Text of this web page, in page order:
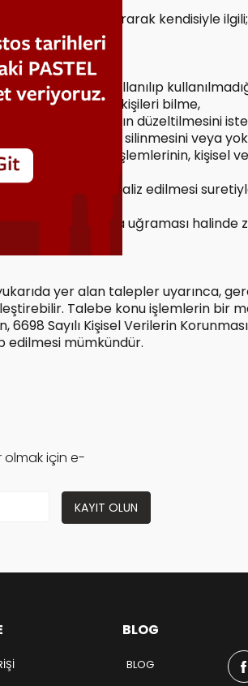
A.Ş.’ye başvurarak kendisiyle ilgili;
etme,
uygun kullanılıp
üçüncü kişileri bilme,
halinde bunların düzeltilmesini
kişisel verilerin silinmesini veya
ve yok edilme işlemlerinin, kişisel
vasıtasıyla analiz edilmesi
sebebiyle zarara uğraması halinde
yukarıda yer alan talepler uyarınca,
Talebe konu işlemlerin bir
Sayılı Kişisel Verilerin
mümkündür.
için e-
KAYIT OLUN
BLOG
BLOG